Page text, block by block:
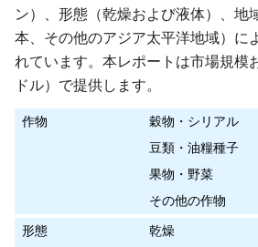
ン）、形態（乾燥および液体）、地
本、その他のアジア太平洋地域）に
れています。本レポートは市場規模
ドル）で提供します。
作物
穀物・シリアル
豆類・油糧種子
果物・野菜
その他の作物
形態
乾燥